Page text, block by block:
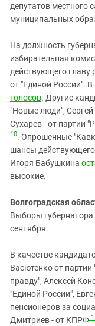
депутатов местного
муниципальных
На должность
избирательная
действующего главу
от "Единой России". В
голосов. Другие
"Новые люди",
Сухарев - от партии
10. Опрошенные
шансы действующего
Игоря Бабушкина
высокие.
Волгоградская
Выборы губернатора
сентября.
В качестве
Васютенко от
правду", Алексей
"Единой России",
пенсионеров за
Дмитриев - от КПРФ